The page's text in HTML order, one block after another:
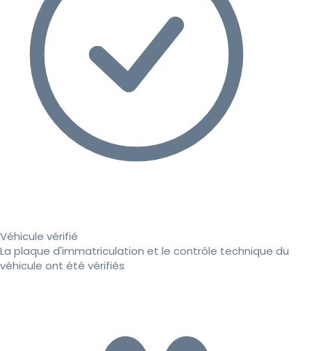
Véhicule vérifié
La plaque d'immatriculation et le contrôle technique du
véhicule ont été vérifiés